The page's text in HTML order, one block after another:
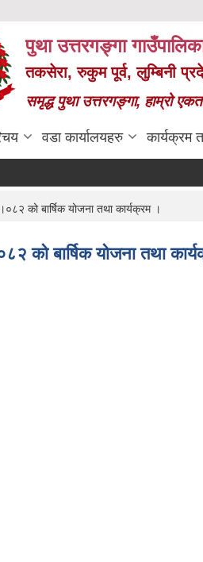
पुथा उत्तरगङ्गा
तकसेरा, रुकुम पूर्व, लुम्बिनी
समृद्ध पुथा उत्तरगङ्गा, हाम्रो
वडा कार्यालयहरु कार्यक्रम
को बार्षिक योजना तथा कार्यक्रम ।
को बार्षिक योजना तथा